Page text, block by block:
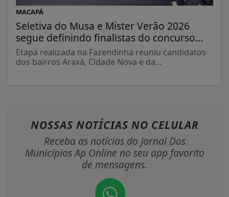
MACAPÁ
Seletiva do Musa e Mister Verão 2026
segue definindo finalistas do concurso...
Etapa realizada na Fazendinha reuniu candidatos
dos bairros Araxá, Cidade Nova e da...
NOSSAS NOTÍCIAS NO CELULAR
Receba as notícias do Jornal Dos
Municípios Ap Online no seu app favorito
de mensagens.